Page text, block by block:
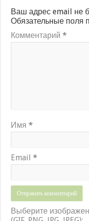
Ваш адрес email не
Обязательные поля
Комментарий*
Имя*
Email*
Выберите